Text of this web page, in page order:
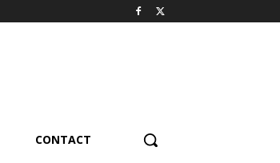
CONTACT